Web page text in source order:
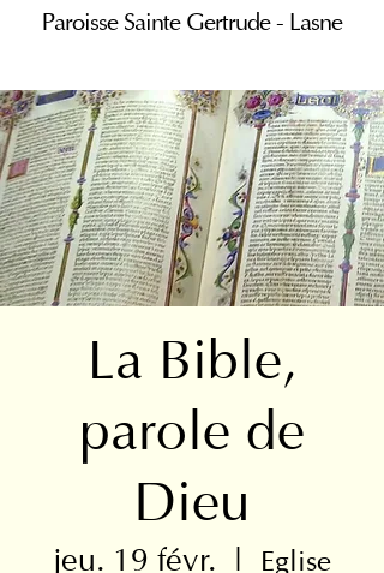
Paroisse Sainte Gertrude - Lasne
La Bible,
parole de
Dieu
jeu. 19 févr.
  |
Eglise